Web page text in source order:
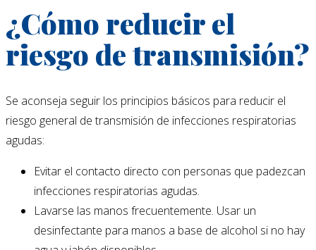
¿Cómo reducir el
riesgo de transmisión?
Se aconseja seguir los principios básicos para reducir el
riesgo general de transmisión de infecciones respiratorias
agudas:
Evitar el contacto directo con personas que padezcan
infecciones respiratorias agudas.
Lavarse las manos frecuentemente. Usar un
desinfectante para manos a base de alcohol si no hay